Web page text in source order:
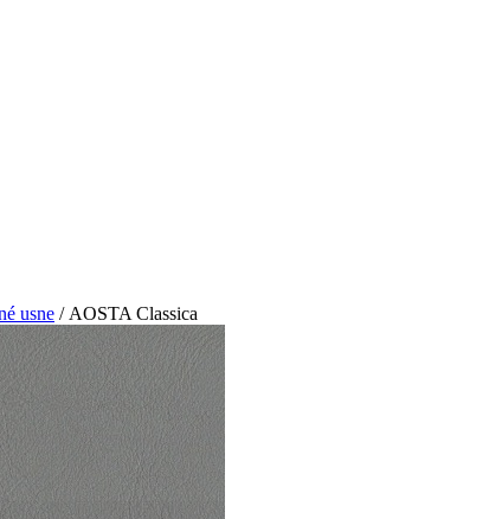
usne / AOSTA Classica